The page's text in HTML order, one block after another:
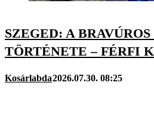
SZEGED: A
TÖRTÉNETE – FÉRFI
Kosárlabda2026.07.30. 08:25